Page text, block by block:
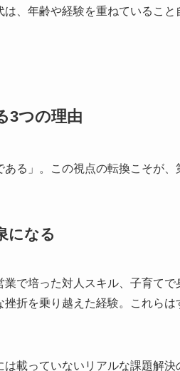
、年齢や経験を重ねていること
3つの理由
る」。この視点の転換こそが、
になる
で培った対人スキル、子育てで
折を乗り越えた経験。これらは
載っていないリアルな課題解決